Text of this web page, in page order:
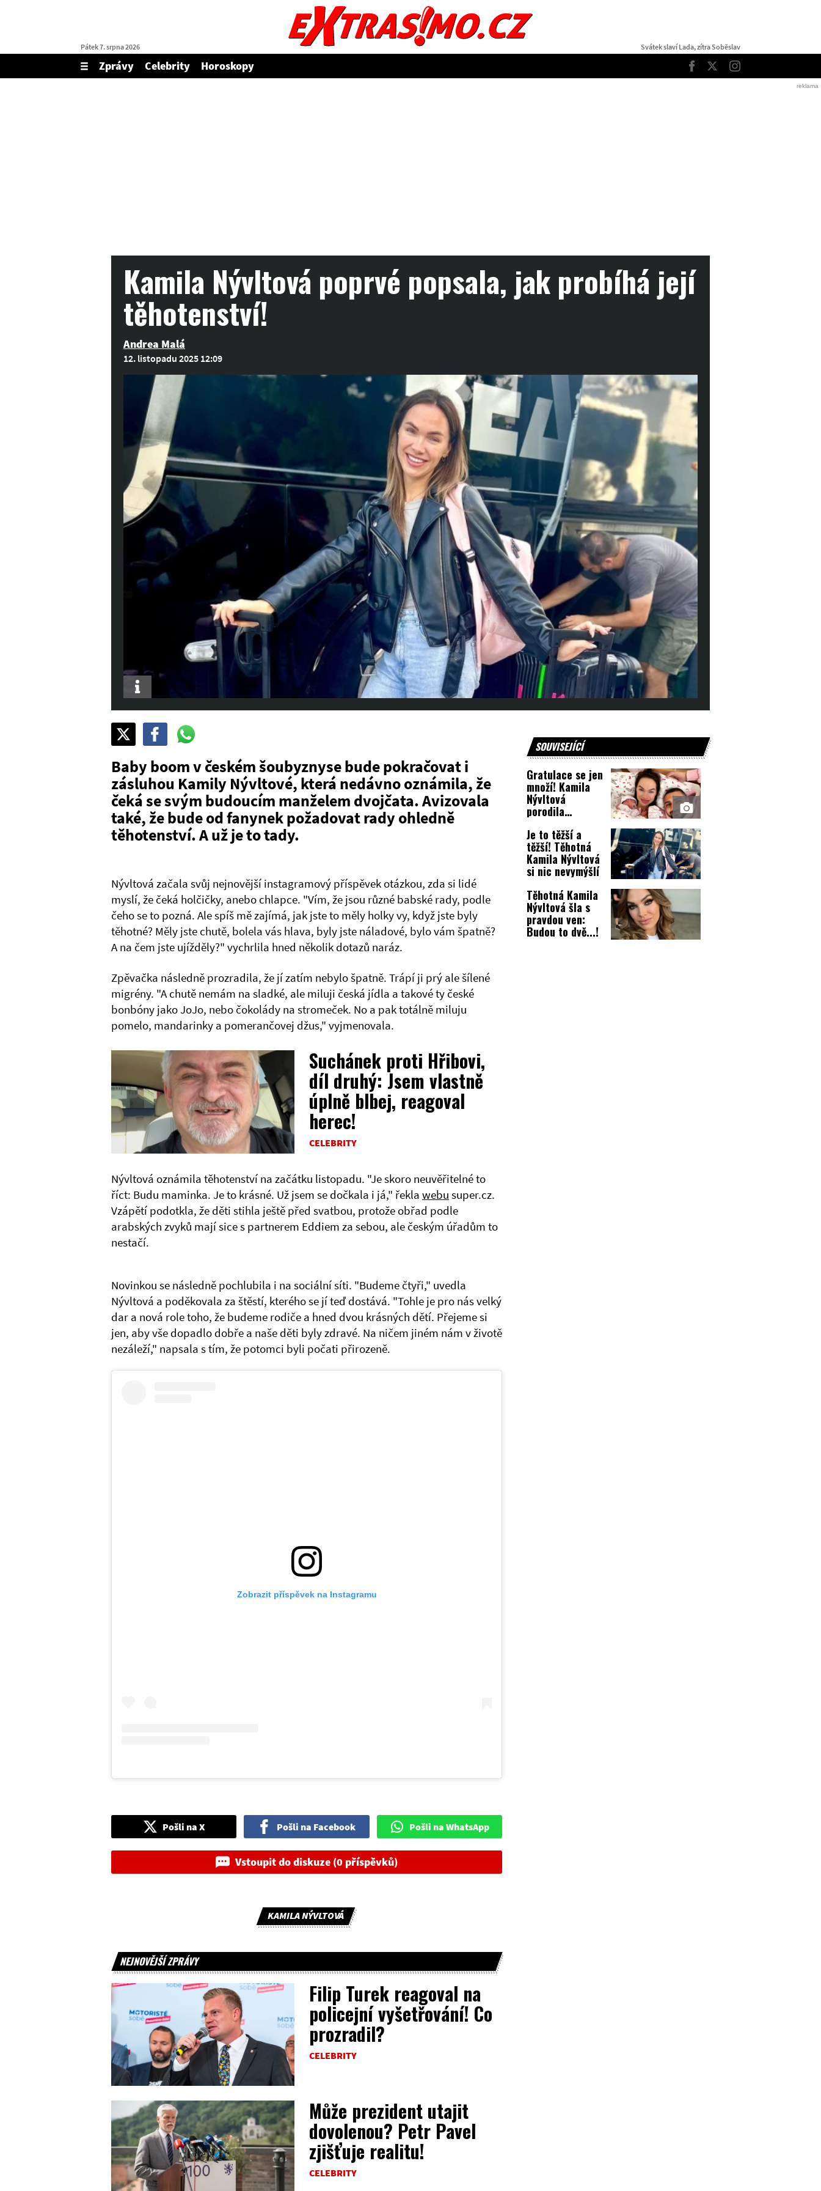
Pátek 7. srpna 2026 Svátek slaví Lada, zítra Soběslav
Zobrazit/skrýt
menu
Zprávy Celebrity
Horoskopy
Facebook
TwitterInstagram
Kamila Nývltová poprvé popsala, jak probíhá její
těhotenství!
Andrea Malá
12. listopadu 2025 12:09
Info
Pošli
na
Pošli
na
WhatsAppu
Baby boom v českém šoubyznyse bude pokračovat i
zásluhou Kamily Nývltové, která nedávno oznámila, že
čeká se svým budoucím manželem dvojčata. Avizovala
také, že bude od fanynek požadovat rady ohledně
těhotenství. A už je to tady.
Nývltová začala svůj nejnovější instagramový příspěvek otázkou, zda si lidé
myslí, že čeká holčičky, anebo chlapce. "Vím, že jsou různé babské rady, podle
čeho se to pozná. Ale spíš mě zajímá, jak jste to měly holky vy, když jste byly
těhotné? Měly jste chutě, bolela vás hlava, byly jste náladové, bylo vám špatně?
A na čem jste ujížděly?" vychrlila hned několik dotazů naráz.
Zpěvačka následně prozradila, že jí zatím nebylo špatně. Trápí ji prý ale šílené
migrény. "A chutě nemám na sladké, ale miluji česká jídla a takové ty české
bonbóny jako JoJo, nebo čokolády na stromeček. No a pak totálně miluju
pomelo, mandarinky a pomerančovej džus," vyjmenovala.
Suchánek proti Hřibovi,
díl druhý: Jsem vlastně
úplně blbej, reagoval
herec!
CELEBRITY
Nývltová oznámila těhotenství na začátku listopadu. "Je skoro neuvěřitelné to
říct: Budu maminka. Je to krásné. Už jsem se dočkala i já," řekla webu super.cz.
Vzápětí podotkla, že děti stihla ještě před svatbou, protože obřad podle
arabských zvyků mají sice s partnerem Eddiem za sebou, ale českým úřadům to
nestačí.
Novinkou se následně pochlubila i na sociální síti. "Budeme čtyři," uvedla
Nývltová a poděkovala za štěstí, kterého se jí teď dostává. "Tohle je pro nás velký
dar a nová role toho, že budeme rodiče a hned dvou krásných dětí. Přejeme si
jen, aby vše dopadlo dobře a naše děti byly zdravé. Na ničem jiném nám v životě
nezáleží," napsala s tím, že potomci byli počati přirozeně.
Zobrazit příspěvek na Instagramu
Pošli na X Pošli na Facebook Pošli na WhatsApp
Vstoupit do diskuze (0 příspěvků)
KAMILA NÝVLTOVÁ
NEJNOVĚJŠÍ ZPRÁVY
Filip Turek reagoval na
policejní vyšetřování! Co
prozradil?
CELEBRITY
Může prezident utajit
dovolenou? Petr Pavel
zjišťuje realitu!
CELEBRITY
SOUVISEJÍCÍ
Gratulace se jen
množí! Kamila
Nývltová
porodila
Je to těžší a
těžší! Těhotná
Kamila Nývltová
si nic nevymýšlí
Těhotná Kamila
Nývltová šla s
pravdou ven:
Budou to dvě...!